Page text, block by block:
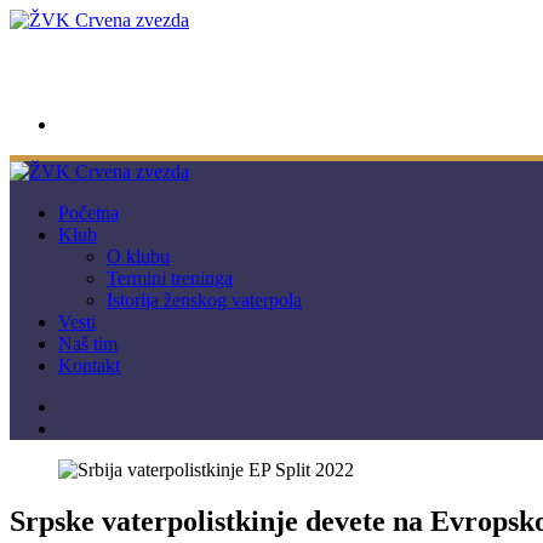
Početna
Klub
O klubu
Termini treninga
Istorija ženskog vaterpola
Vesti
Naš tim
Kontakt
Srpske vaterpolistkinje devete na